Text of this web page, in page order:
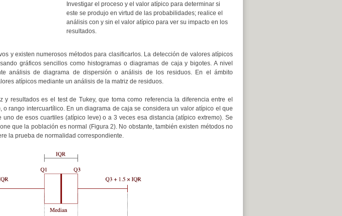
Investigar el proceso y el valor atípico para determinar si
este se produjo en virtud de las probabilidades; realice el
análisis con y sin el valor atípico para ver su impacto en los
resultados.
y existen numerosos métodos para clasificarlos. La detección de valores atípicos
gráficos sencillos como histogramas o diagramas de caja y bigotes. A nivel
análisis de diagrama de dispersión o análisis de los residuos. En el ámbito
atípicos mediante un análisis de la matriz de residuos.
y resultados es el test de Tukey, que toma como referencia la diferencia entre el
o rango intercuartílico. En un diagrama de caja se considera un valor atípico el que
de esos cuartiles (atípico leve) o a 3 veces esa distancia (atípico extremo). Se
que la población es normal (Figura 2). No obstante, también existen métodos no
la prueba de normalidad correspondiente.